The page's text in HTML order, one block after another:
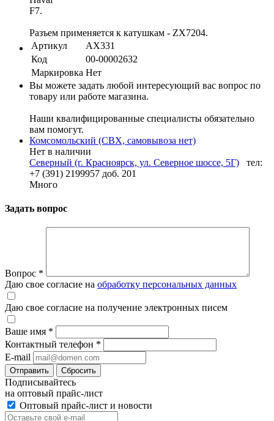
F7.
Разъем применяется к катушкам - ZX7204.
Артикул
AX331
Код
00-00002632
Маркировка Нет
Вы можете задать любой интересующий вас вопрос по
товару или работе магазина.
Наши квалифицированные специалисты обязательно
вам помогут.
Комсомольский (СВХ, самовывоза нет)
Нет в наличии
Северный (г. Красноярск, ул. Северное шоссе, 5Г)
тел:
+7 (391) 2199957 доб. 201
Много
Задать вопрос
Вопрос *
Даю свое согласие на обработку персональных данных
Даю свое согласие на получение электронных писем
Ваше имя *
Контактный телефон *
E-mail
Отправить Сбросить
Подписывайтесь
на оптовый прайс-лист
Оптовый прайс-лист и новости